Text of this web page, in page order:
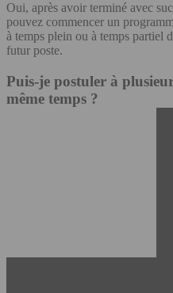
Oui, après avoir terminé avec
pouvez commencer un
à temps plein ou à temps partiel
futur poste.
Puis-je postuler à
même temps ?